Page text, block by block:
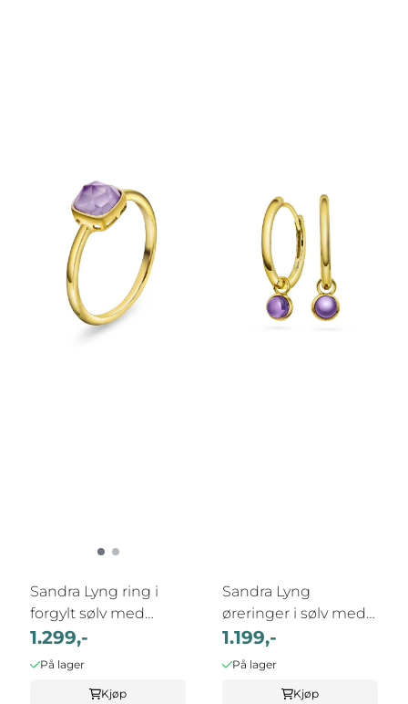
Sandra Lyng ring i
forgylt sølv med
ametyst RO
1.299,-
På lager
Kjøp
Sandra Lyng
øreringer i sølv med
Ametyst- RO
1.199,-
På lager
Kjøp